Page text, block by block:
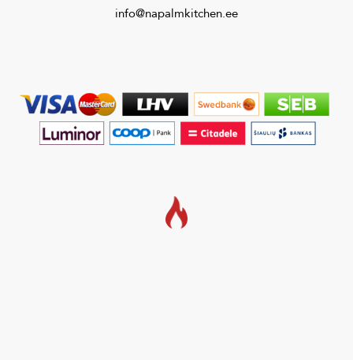
info@napalmkitchen.ee